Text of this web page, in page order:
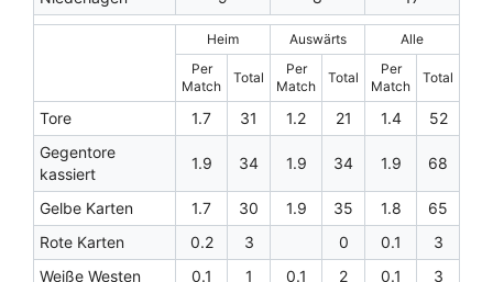
Heim Auswärts
Alle
Per
Match
Total
Per
Match
Total
Per
Match
Total
Tore 1.7 31 1.2 21 1.4
52
Gegentore
kassiert
1.9 34 1.9 34 1.9 68
Gelbe Karten 1.7 30 1.9 35 1.8
65
Rote Karten
0.2 3 0 0.1
3
Weiße Westen
0.1 1 0.1 2 0.1
3